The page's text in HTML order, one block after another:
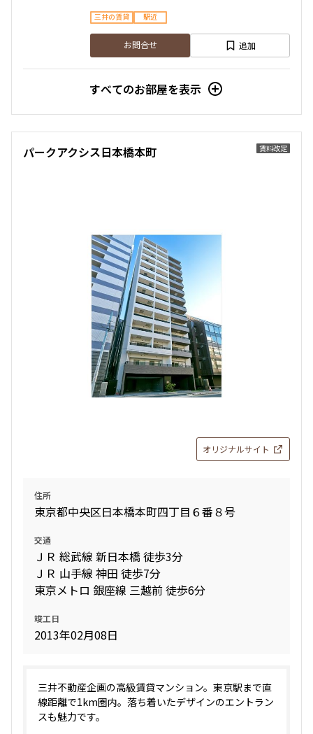
三井の賃貸 駅近
お問合せ 追加
すべてのお部屋を表示
賃料改定
パークアクシス日本橋本町
オリジナルサイト
住所
東京都中央区日本橋本町四丁目６番８号
交通
ＪＲ 総武線 新日本橋 徒歩3分
ＪＲ 山手線 神田 徒歩7分
東京メトロ 銀座線 三越前 徒歩6分
竣工日
2013年02月08日
三井不動産企画の高級賃貸マンション。東京駅まで直
線距離で1km圏内。落ち着いたデザインのエントラン
スも魅力です。